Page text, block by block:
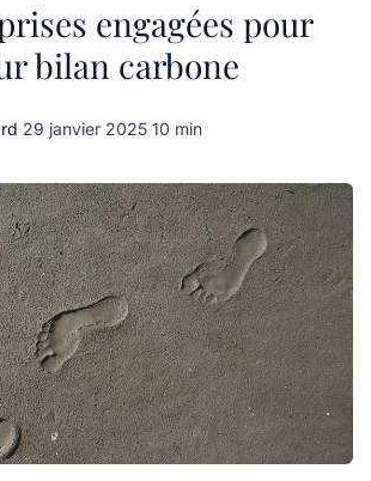
engagées pour
bilan carbone
·29 janvier 2025·10 min